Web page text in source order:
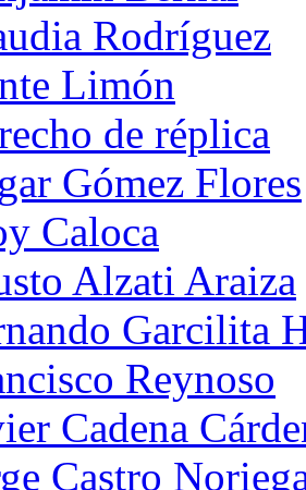
Rodríguez
Limón
de réplica
Gómez Flores
Caloca
Alzati Araiza
Garcilita
Reynoso
Cadena
Castro